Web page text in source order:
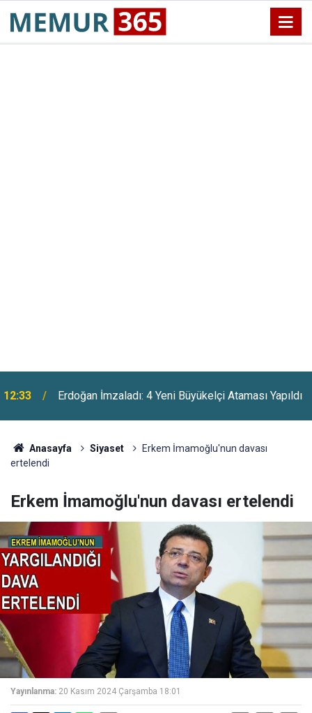
12:04
Suça Sürüklenen Çocuklara İlişkin Yeni Yasa Kabul
Edildi
Anasayfa Siyaset
Erkem İmamoğlu'nun davası
ertelendi
Erkem İmamoğlu'nun davası ertelendi
Yayınlanma: 20 Kasım 2024 Çarşamba 18:01